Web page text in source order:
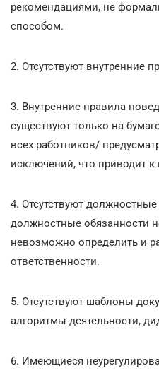
рекомендациями, не
способом.
2. Отсутствуют внутренние
3. Внутренние правила
существуют только на
всех работников/
исключений, что приводит к
4. Отсутствуют
должностные обязанности
невозможно определить и
ответственности.
5. Отсутствуют шаблоны
алгоритмы деятельности,
6. Имеющиеся